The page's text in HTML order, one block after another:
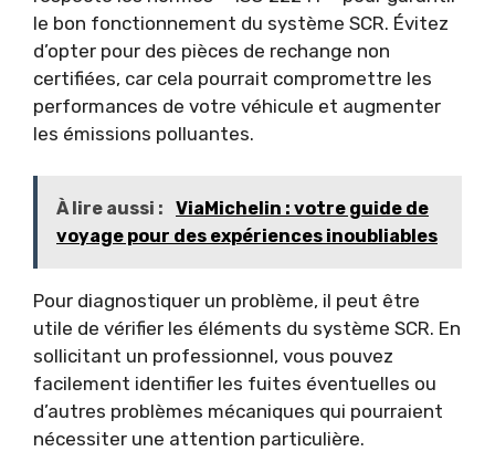
le bon fonctionnement du système SCR. Évitez
d’opter pour des pièces de rechange non
certifiées, car cela pourrait compromettre les
performances de votre véhicule et augmenter
les émissions polluantes.
À lire aussi :
ViaMichelin : votre guide de
voyage pour des expériences inoubliables
Pour diagnostiquer un problème, il peut être
utile de vérifier les éléments du système SCR. En
sollicitant un professionnel, vous pouvez
facilement identifier les fuites éventuelles ou
d’autres problèmes mécaniques qui pourraient
nécessiter une attention particulière.